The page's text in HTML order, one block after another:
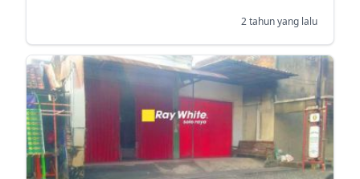
2 tahun yang lalu